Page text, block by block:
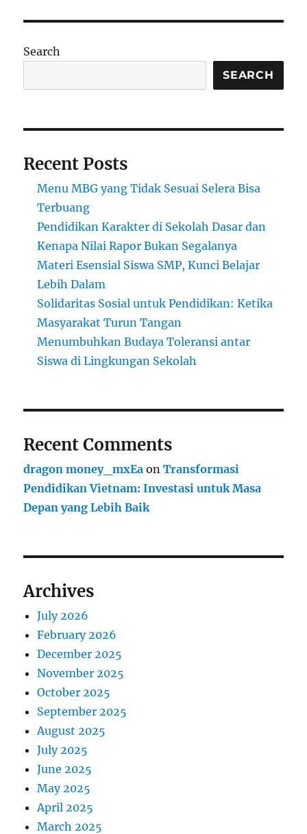
Bisa
Indonesia
Tiru
Ditiru)?
Search
SEARCH
Recent Posts
Menu MBG yang Tidak Sesuai Selera Bisa
Terbuang
Pendidikan Karakter di Sekolah Dasar dan
Kenapa Nilai Rapor Bukan Segalanya
Materi Esensial Siswa SMP, Kunci Belajar
Lebih Dalam
Solidaritas Sosial untuk Pendidikan: Ketika
Masyarakat Turun Tangan
Menumbuhkan Budaya Toleransi antar
Siswa di Lingkungan Sekolah
Recent Comments
dragon money_mxEa onTransformasi
Pendidikan Vietnam: Investasi untuk Masa
Depan yang Lebih Baik
Archives
July 2026
February 2026
December 2025
November 2025
October 2025
September 2025
August 2025
July 2025
June 2025
May 2025
April 2025
March 2025